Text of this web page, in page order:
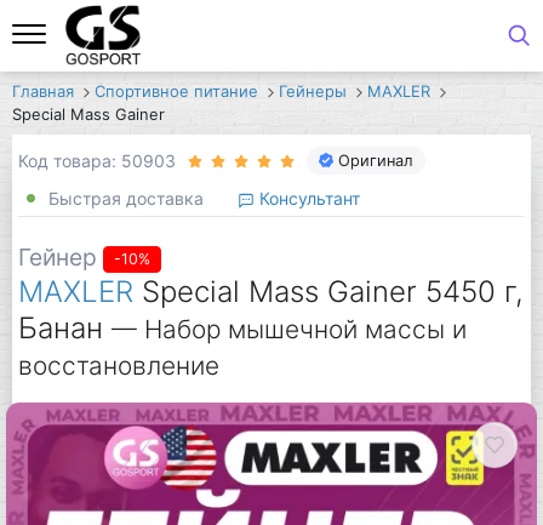
Главная Спортивное питание Гейнеры
MAXLER
Special Mass Gainer
Код товара: 50903 Оригинал
Быстрая доставка Консультант
Гейнер -10%
MAXLER Special Mass Gainer 5450 г,
Банан — Набор мышечной массы и
восстановление